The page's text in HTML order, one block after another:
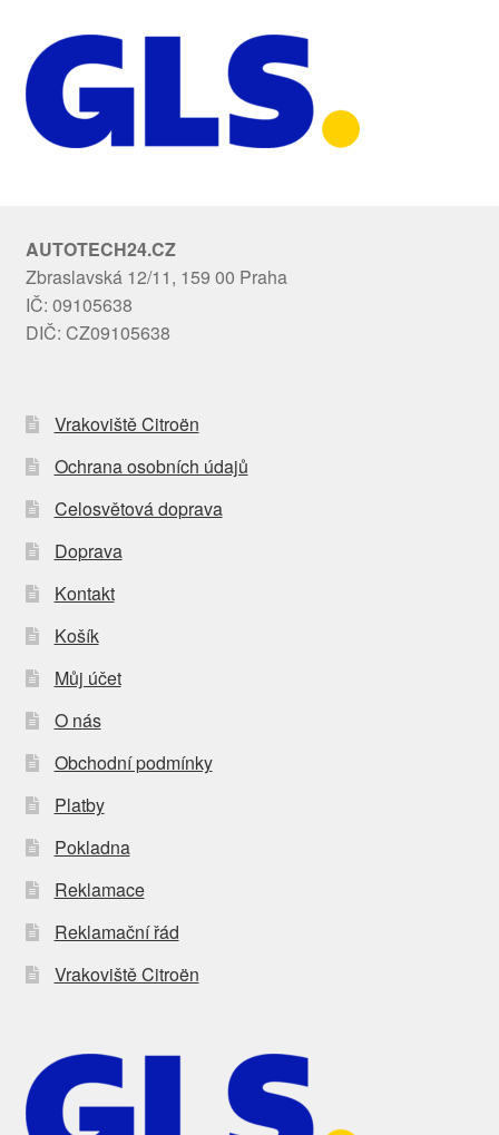
AUTOTECH24.CZ
Zbraslavská 12/11, 159 00 Praha
IČ: 09105638
DIČ: CZ09105638
Vrakoviště Citroën
Ochrana osobních údajů
Celosvětová doprava
Doprava
Kontakt
Košík
Můj účet
O nás
Obchodní podmínky
Platby
Pokladna
Reklamace
Reklamační řád
Vrakoviště Citroën